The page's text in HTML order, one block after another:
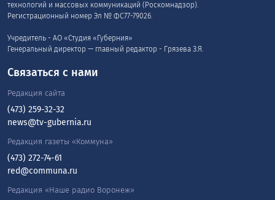
технологий и массовых коммуникаций (Роскомнадзор).
Регистрационный номер Эл № ФС77-79026.
Учредитель - АО «Студия «Губерния»
Генеральный директор — главный редактор - Грязева З.Я.
Связаться с нами
Редакция сайта
(473) 259-32-32
news@tv-gubernia.ru
Редакция газеты «Коммуна»
(473) 272-74-61
red@communa.ru
Редакция «Наше радио Воронеж»